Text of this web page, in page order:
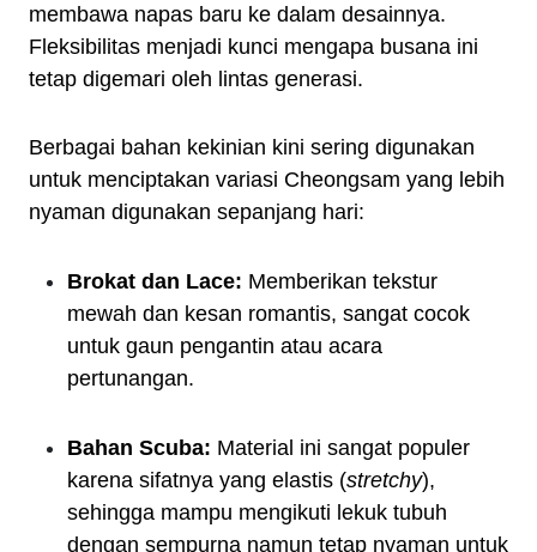
membawa napas baru ke dalam desainnya.
Fleksibilitas menjadi kunci mengapa busana ini
tetap digemari oleh lintas generasi.
Berbagai bahan kekinian kini sering digunakan
untuk menciptakan variasi Cheongsam yang lebih
nyaman digunakan sepanjang hari:
Brokat dan Lace: Memberikan tekstur
mewah dan kesan romantis, sangat cocok
untuk gaun pengantin atau acara
pertunangan.
Bahan Scuba: Material ini sangat populer
karena sifatnya yang elastis (stretchy),
sehingga mampu mengikuti lekuk tubuh
dengan sempurna namun tetap nyaman untuk